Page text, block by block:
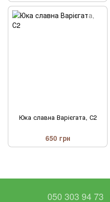
Юка славна Варієгата, С2
650 грн
050 303 94 73